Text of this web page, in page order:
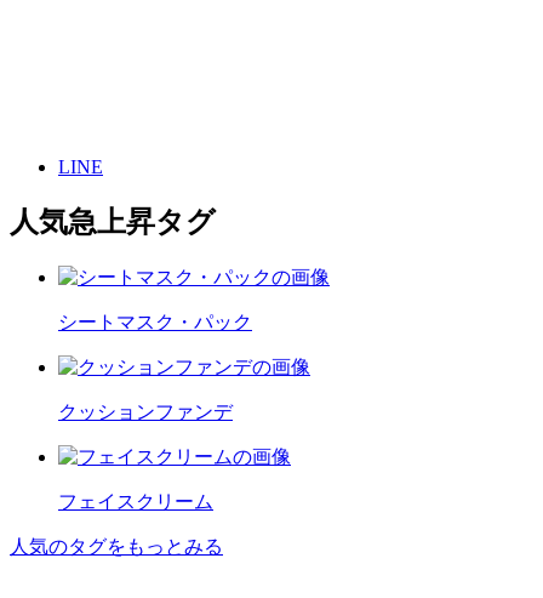
LINE
人気急上昇タグ
シートマスク・パック
クッションファンデ
フェイスクリーム
人気のタグをもっとみる